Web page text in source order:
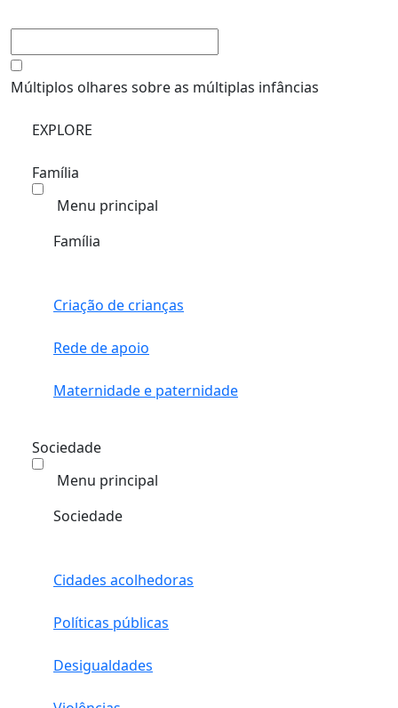
Múltiplos olhares sobre as múltiplas infâncias
EXPLORE
Família
Menu principal
Família
Criação de crianças
Rede de apoio
Maternidade e paternidade
Sociedade
Menu principal
Sociedade
Cidades acolhedoras
Políticas públicas
Desigualdades